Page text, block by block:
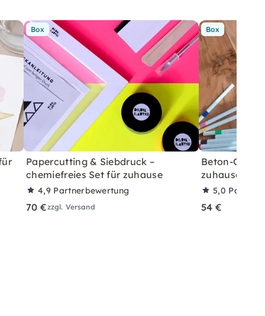
Box
Papercutting & Siebdruck –
chemiefreies Set für zuhause
4,9 Partnerbewertung
70 €zzgl. Versand
Box
Beton-
zuhause mit
5,0
54 €